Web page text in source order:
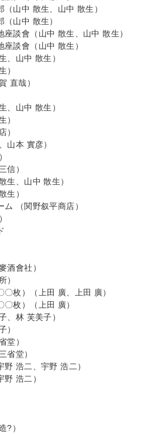
山中 散生、山中 散生）
山中 散生）
談會（山中 散生、山中 散生）
談會（山中 散生）
、山中 散生）
）
直哉）
、山中 散生）
）
）
山本 實彦）
信）
生、山中 散生）
生）
（関野叙平商店）
酒會社）
）
枚）（上田 廣、上田 廣）
枚）（上田 廣）
、林 芙美子）
）
堂）
省堂）
浩二、宇野 浩二）
浩二）
?）